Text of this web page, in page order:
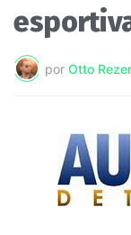
por Otto